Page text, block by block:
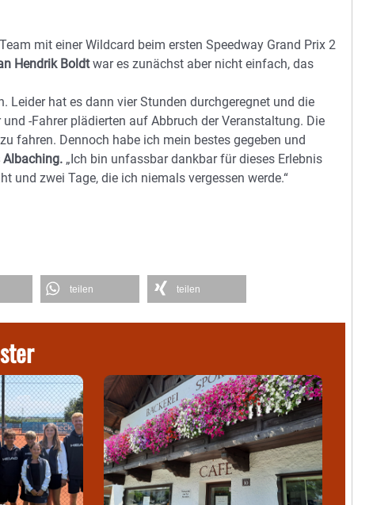
mit einer Wildcard beim ersten Speedway Grand Prix 2
Hendrik Boldtwar es zunächst aber nicht einfach, das
hat es dann vier Stunden durchgeregnet und die
-Fahrer plädierten auf Abbruch der Veranstaltung. Die
fahren. Dennoch habe ich mein bestes gegeben und
Albaching. „Ich bin unfassbar dankbar für dieses Erlebnis
und zwei Tage, die ich niemals vergessen werde.“
teilen teilen